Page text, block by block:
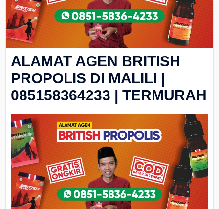
ALAMAT AGEN BRITISH
PROPOLIS DI MALILI |
085158364233 | TERMURAH